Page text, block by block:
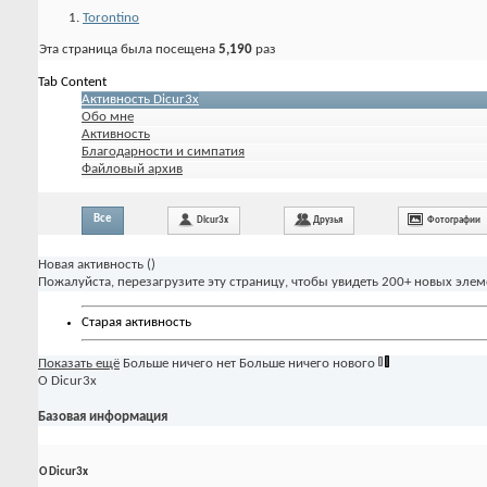
Torontino
Эта страница была посещена 5,190 раз
Tab Content
Активность Dicur3x
Обо мне
Активность
Благодарности и симпатия
Файловый архив
Все Dicur3x Друзья Фотографии
Новая активность ()
Пожалуйста, перезагрузите эту страницу, чтобы увидеть 200+ новых
Старая активность
Показать ещё Больше ничего нет Больше ничего нового
О Dicur3x
Базовая информация
О Dicur3x